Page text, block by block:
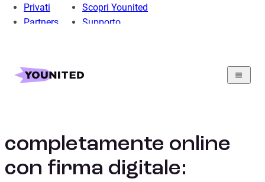
Privati
Partners
Scopri Younited
Supporto
Home
Guide al Prestito Online
Prestito completamente online con firma digitale
completamente online
con firma digitale: